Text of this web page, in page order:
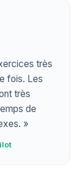
très
fois. Les
très
de
»